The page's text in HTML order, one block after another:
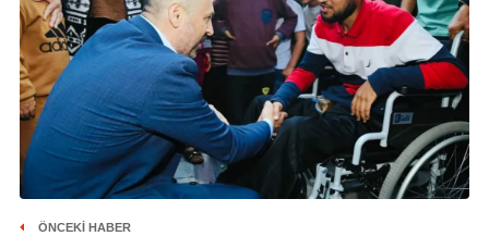
ÖNCEKI HABER